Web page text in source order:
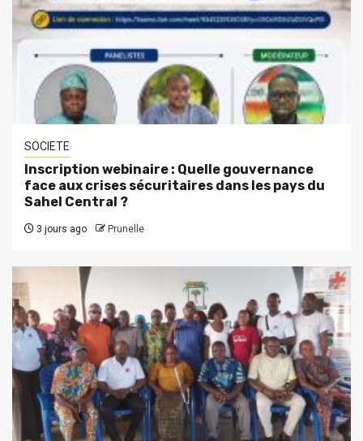
SOCIETE
Inscription webinaire : Quelle gouvernance
face aux crises sécuritaires dans les pays du
Sahel Central ?
3 jours ago Prunelle